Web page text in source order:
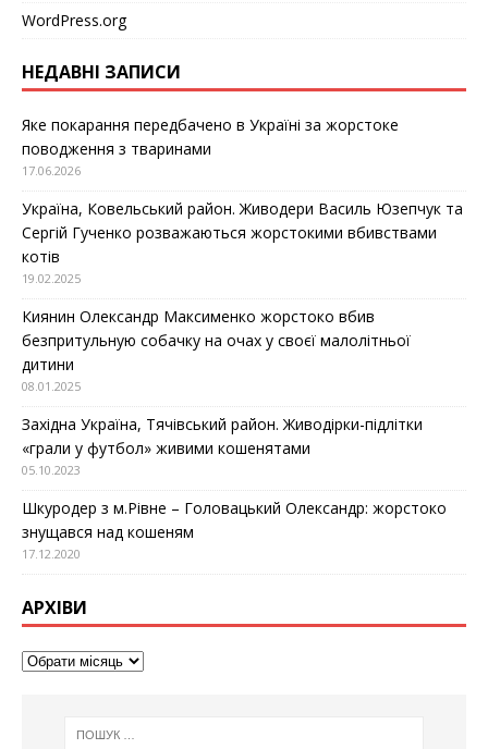
WordPress.org
НЕДАВНІ ЗАПИСИ
Яке покарання передбачено в Україні за жорстоке
поводження з тваринами
17.06.2026
Україна, Ковельський район. Живодери Василь Юзепчук та
Сергій Гученко розважаються жорстокими вбивствами
котів
19.02.2025
Киянин Олександр Максименко жорстоко вбив
безпритульную собачку на очах у своєї малолітньої
дитини
08.01.2025
Західна Україна, Тячівський район. Живодірки-підлітки
«грали у футбол» живими кошенятами
05.10.2023
Шкуродер з м.Рівне – Головацький Олександр: жорстоко
знущався над кошеням
17.12.2020
АРХІВИ